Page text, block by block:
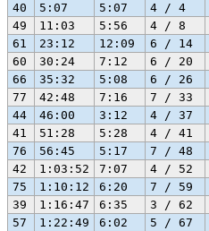
40
5:07 5:07 4 / 4
49
11:03 5:56 4 / 8
61
23:12 12:09 6 / 14
60
30:24 7:12 6 / 20
66
35:32 5:08 6 / 26
77
42:48 7:16 7 / 33
44
46:00 3:12 4 / 37
41
51:28 5:28 4 / 41
76
56:45 5:17 7 / 48
42
1:03:52 7:07 4 / 52
75
1:10:12 6:20 7 / 59
39
1:16:47 6:35 3 / 62
57
1:22:49 6:02 5 / 67